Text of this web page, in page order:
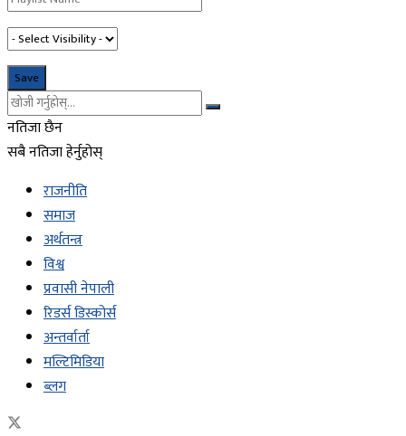
नतिजा छैन
सबै नतिजा हेर्नुहोस्
राजनीति
समाज
अर्थतन्त्र
विश्व
प्रवासी नेपाली
रिडर्स डिस्कोर्स
अन्तर्वार्ता
मल्टिमिडिया
ब्लग